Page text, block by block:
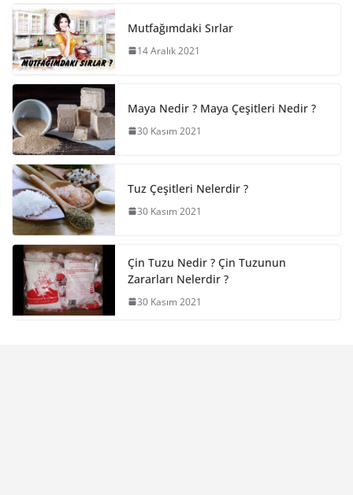
Mutfağımdaki Sırlar
14 Aralık 2021
Maya Nedir ? Maya Çeşitleri Nedir ?
30 Kasım 2021
Tuz Çeşitleri Nelerdir ?
30 Kasım 2021
Çin Tuzu Nedir ? Çin Tuzunun
Zararları Nelerdir ?
30 Kasım 2021